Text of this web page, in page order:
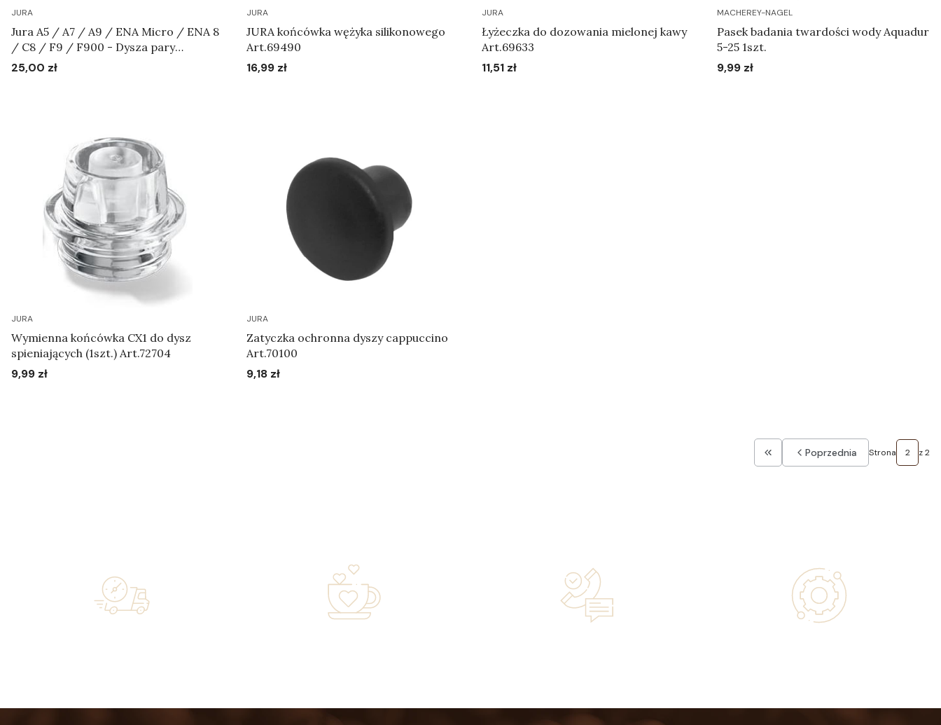
JURA
Jura A5 / A7 / A9 / ENA Micro / ENA 8
/ C8 / F9 / F900 - Dysza pary
Art.70096
Cena
25,00 zł
JURA
JURA końcówka wężyka silikonowego
Art.69490
Cena
16,99 zł
JURA
Łyżeczka do dozowania mielonej kawy
Art.69633
Cena
11,51 zł
MACHEREY-NAGEL
Pasek badania twardości wody Aquadur
5-25 1szt.
Cena
9,99 zł
JURA
Wymienna końcówka CX1 do dysz
spieniających (1szt.) Art.72704
Cena
9,99 zł
JURA
Zatyczka ochronna dyszy cappuccino
Art.70100
Cena
9,18 zł
Wróć do pierwszej strony z
Poprzednia Strona z 2